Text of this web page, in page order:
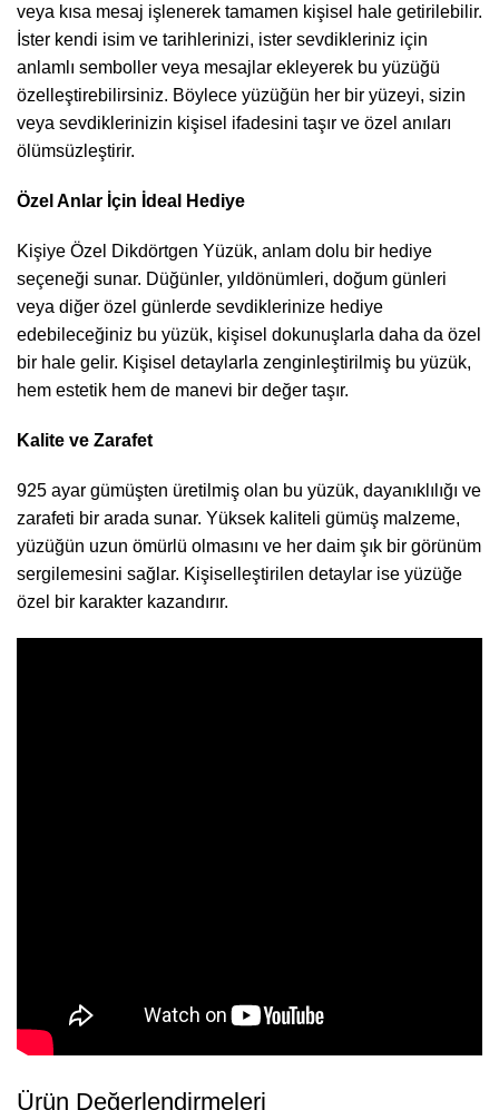
veya kısa mesaj işlenerek tamamen kişisel hale getirilebilir.
İster kendi isim ve tarihlerinizi, ister sevdikleriniz için
anlamlı semboller veya mesajlar ekleyerek bu yüzüğü
özelleştirebilirsiniz. Böylece yüzüğün her bir yüzeyi, sizin
veya sevdiklerinizin kişisel ifadesini taşır ve özel anıları
ölümsüzleştirir.
Özel Anlar İçin İdeal Hediye
Kişiye Özel Dikdörtgen Yüzük, anlam dolu bir hediye
seçeneği sunar. Düğünler, yıldönümleri, doğum günleri
veya diğer özel günlerde sevdiklerinize hediye
edebileceğiniz bu yüzük, kişisel dokunuşlarla daha da özel
bir hale gelir. Kişisel detaylarla zenginleştirilmiş bu yüzük,
hem estetik hem de manevi bir değer taşır.
Kalite ve Zarafet
925 ayar gümüşten üretilmiş olan bu yüzük, dayanıklılığı ve
zarafeti bir arada sunar. Yüksek kaliteli gümüş malzeme,
yüzüğün uzun ömürlü olmasını ve her daim şık bir görünüm
sergilemesini sağlar. Kişiselleştirilen detaylar ise yüzüğe
özel bir karakter kazandırır.
Ürün Değerlendirmeleri